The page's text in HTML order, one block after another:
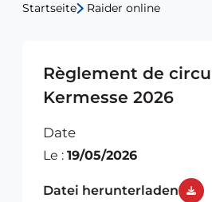
Startseite Raider online
Règlement de
Kermesse 2026
Date
Le : 19/05/2026
Datei herunterladen